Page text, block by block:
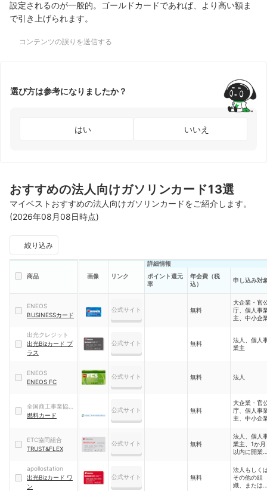
設定されるのが一般的。ゴールドカードであれば、より高い額ま
で引き上げられます。
コンテンツの誤りを送信する
選び方は参考になりましたか？
はい いいえ
おすすめの法人向けガソリンカード13選
マイベストおすすめの法人向けガソリンカードをご紹介します。
(2026年08月08日時点)
絞り込み
商品 画像 リンク
詳細情報
ポイント還元
率
年会費（税
込）
申し込み対
ENEOS
BUSINESSカード
公式サイト 無料
大企業・官
庁、個人事
主、中小企
出光クレジット
出光Bizカード プ
ラス
公式サイト 無料
法人、個人
業主
ENEOS
ENEOS FC
公式サイト 無料 法人
全国商工事業協同
組合連合会
燃料カード
公式サイト 無料
大企業・官
庁、個人事
主、中小企
ETC協同組合
TRUST&FLEX
公式サイト 無料
法人、個人
業主、1か月
以内に開業
apollostation
出光Bizカード ワ
ン
公式サイト 無料
法人もしく
その他の組
織、または